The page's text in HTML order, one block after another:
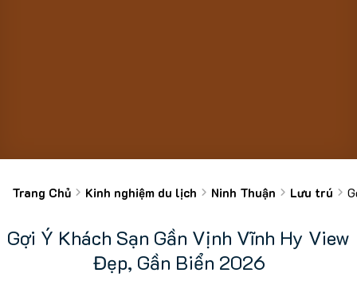
Trang Chủ Kinh nghiệm du lịch Ninh Thuận Lưu trú
Gợi Ý Khách Sạn Gần Vịnh Vĩnh Hy View
Đẹp, Gần Biển 2026